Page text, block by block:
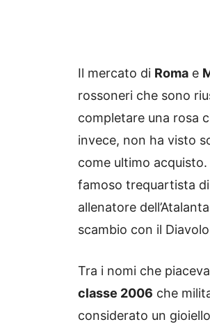
Il mercato di Roma e
rossoneri che sono
completare una rosa
invece, non ha visto
come ultimo
famoso trequartista
allenatore
scambio con il
Tra i nomi che
classe 2006 che
considerato un